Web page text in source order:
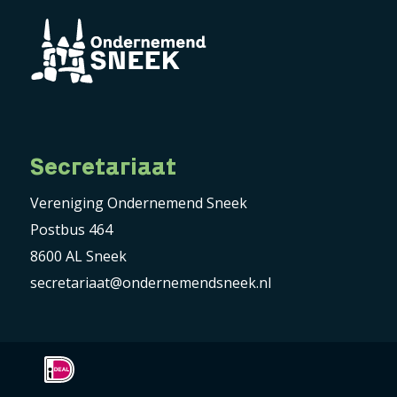
Secretariaat
Vereniging Ondernemend Sneek
Postbus 464
8600 AL Sneek
secretariaat@ondernemendsneek.nl